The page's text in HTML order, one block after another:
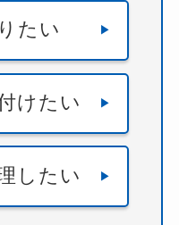
たい
けたい
したい